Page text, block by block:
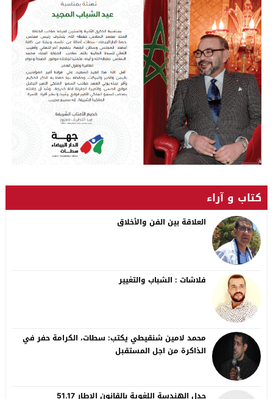
كتاب و آراء
العلاقة بين الفن والأخلاق
فلاشات : الشباب والتغيير
محمد لامين شنقيطي يكتب: سطات، الكرامة حفر في
الذاكرة من اجل المستقبل
جدل الهندسة اللغوية بالقانون الاطار 51.17